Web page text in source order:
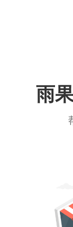
雨